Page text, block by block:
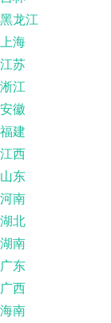
黑龙江
上海
江苏
淅江
安徽
福建
江西
山东
河南
湖北
湖南
广东
广西
海南